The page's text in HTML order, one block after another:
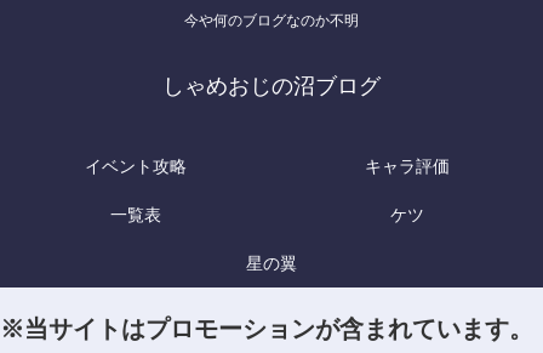
今や何のブログなのか不明
しゃめおじの沼ブログ
イベント攻略 キャラ評価
一覧表 ケツ
星の翼
※当サイトはプロモーションが含まれています。